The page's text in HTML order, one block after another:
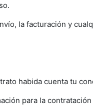
la facturación y
habida cuenta tu
para la